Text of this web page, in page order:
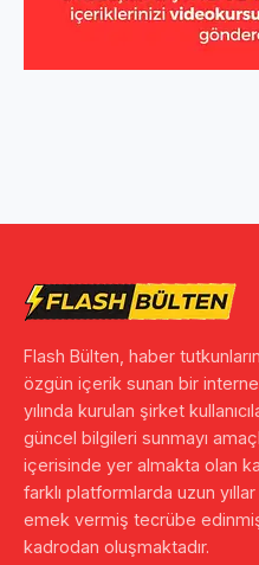
Flash Bülten, haber
özgün içerik sunan bir
yılında kurulan şirket
güncel bilgileri sunmayı
içerisinde yer almakta olan
farklı platformlarda uzun yıllar
emek vermiş tecrübe
kadrodan oluşmaktadır.